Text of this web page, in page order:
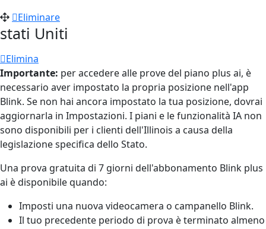
Eliminare
stati Uniti
Elimina
Importante: per accedere alle prove del piano plus ai, è
necessario aver impostato la propria posizione nell'app
Blink. Se non hai ancora impostato la tua posizione, dovrai
aggiornarla in Impostazioni. I piani e le funzionalità IA non
sono disponibili per i clienti dell'Illinois a causa della
legislazione specifica dello Stato.
Una prova gratuita di 7 giorni dell'abbonamento Blink plus
ai è disponibile quando:
Imposti una nuova videocamera o campanello Blink.
Il tuo precedente periodo di prova è terminato almeno